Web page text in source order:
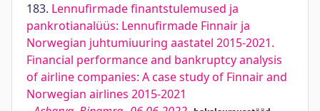
183. Lennufirmade finantstulemused ja
pankrotianalüüs: Lennufirmade Finnair ja
Norwegian juhtumiuuring aastatel 2015-2021.
Financial performance and bankruptcy analysis
of airline companies: A case study of Finnair and
Norwegian airlines 2015-2021